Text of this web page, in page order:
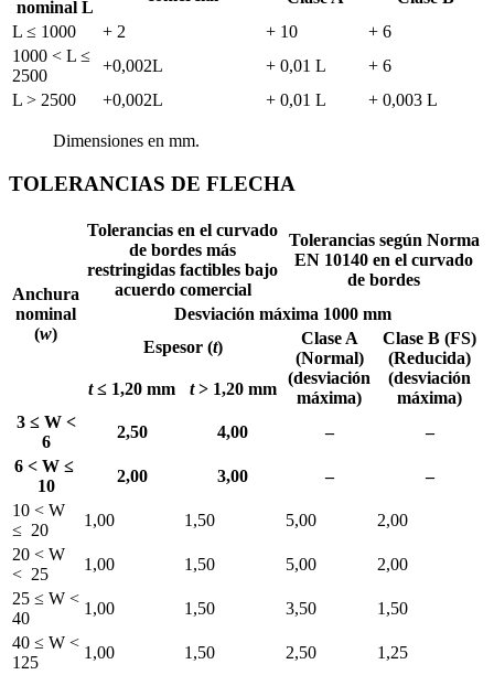
nominal L
L ≤ 1000
+ 2 + 10
+ 6
1000 < L ≤
2500
+0,002L + 0,01 L
+ 6
L > 2500
+0,002L + 0,01 L + 0,003 L
Dimensiones en mm.
TOLERANCIAS DE FLECHA
Anchura
nominal
(w)
Tolerancias en el curvado
de bordes más
restringidas factibles bajo
acuerdo comercial
Tolerancias según Norma
EN 10140 en el curvado
de bordes
Desviación máxima 1000 mm
Espesor (t)
Clase A
(Normal)
(desviación
máxima)
Clase B (FS)
(Reducida)
(desviación
máxima)
t≤ 1,20 mm t> 1,20 mm
3 ≤ W <
6
2,50 4,00 –
–
6 < W ≤
10
2,00 3,00 –
–
10 < W
≤ 20
1,00 1,50 5,00
2,00
20 < W
< 25
1,00 1,50 5,00
2,00
25 ≤ W <
40
1,00 1,50 3,50
1,50
40 ≤ W <
125
1,00 1,50 2,50
1,25